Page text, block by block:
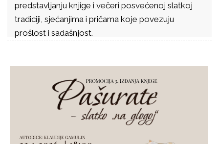
predstavljanju knjige i večeri posvećenoj slatkoj
tradiciji, sjećanjima i pričama koje povezuju
prošlost i sadašnjost.